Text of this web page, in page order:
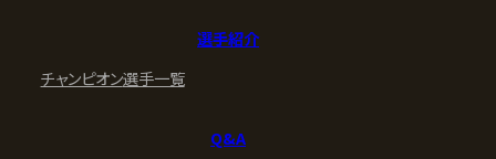
選手紹介
チャンピオン選手一覧
Q&A